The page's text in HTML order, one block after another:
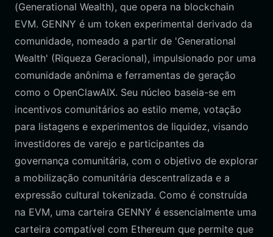
(Generational Wealth), que opera na blockchain
EVM. GENNY é um token experimental derivado da
comunidade, nomeado a partir de 'Generational
Wealth' (Riqueza Geracional), impulsionado por uma
comunidade anônima e ferramentas de geração
como o OpenClawAIX. Seu núcleo baseia-se em
incentivos comunitários ao estilo meme, votação
para listagens e experimentos de liquidez, visando
investidores de varejo e participantes da
governança comunitária, com o objetivo de explorar
a mobilização comunitária descentralizada e a
expressão cultural tokenizada. Como é construída
na EVM, uma carteira GENNY é essencialmente uma
carteira compatível com Ethereum que permite que